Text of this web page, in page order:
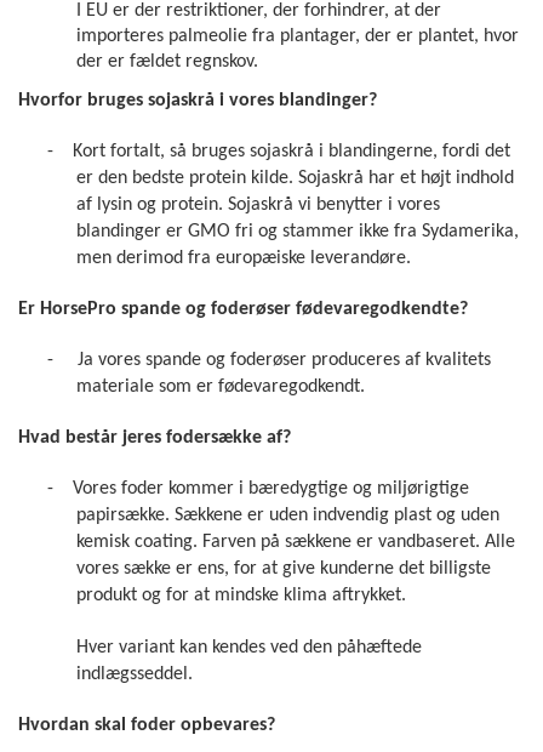
I EU er der restriktioner, der forhindrer, at der
importeres palmeolie fra plantager, der er plantet, hvor
der er fældet regnskov.
Hvorfor bruges sojaskrå i vores blandinger?
-
Kort fortalt, så bruges sojaskrå i blandingerne, fordi det
er den bedste protein kilde. Sojaskrå har et højt indhold
af lysin og protein. Sojaskrå vi benytter i vores
blandinger er GMO fri og stammer ikke fra Sydamerika,
men derimod fra europæiske leverandøre.
Er HorsePro spande og foderøser fødevaregodkendte?
-
Ja vores spande og foderøser produceres af kvalitets
materiale som er fødevaregodkendt.
Hvad består jeres fodersække af?
-
Vores foder kommer i bæredygtige og miljørigtige
papirsække. Sækkene er uden indvendig plast og uden
kemisk coating. Farven på sækkene er vandbaseret. Alle
vores sække er ens, for at give kunderne det billigste
produkt og for at mindske klima aftrykket.
Hver variant kan kendes ved den påhæftede
indlægsseddel.
Hvordan skal foder opbevares?